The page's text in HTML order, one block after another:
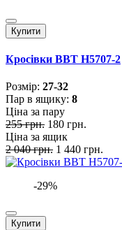
Купити
Кросівки BBT H5707-2
Розмiр: 27-32
Пар в ящику: 8
Ціна за пару
255 грн. 180 грн.
Ціна за ящик
2 040 грн. 1 440 грн.
-29%
Купити